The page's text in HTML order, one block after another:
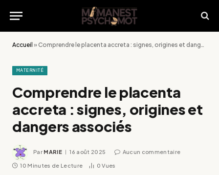
Accueil » Comprendre le placenta accreta : signes, origines et dangers associés
MATERNITÉ
Comprendre le placenta
accreta : signes, origines et
dangers associés
Par MARIE 16 août 2025 Aucun commentaire
10 Minutes de Lecture 0Vues